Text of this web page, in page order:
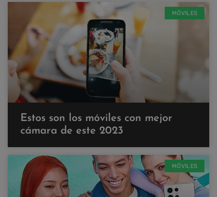
MÓVILES
Estos son los móviles con mejor
cámara de este 2023
MÓVILES